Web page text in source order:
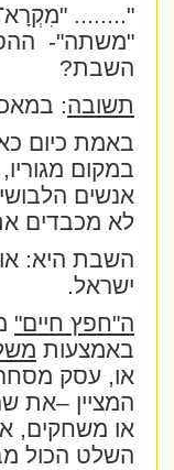
"........
"משתה"-
השבת?
תשובה:
באמת כיום
במקום
אנשים
לא מכבדים את
השבת היא: אות
ישראל.
ה"חפץ חיים"
באמצעותמשל:
או, עסק
המציין –את
או משחקים,
השלט הכול